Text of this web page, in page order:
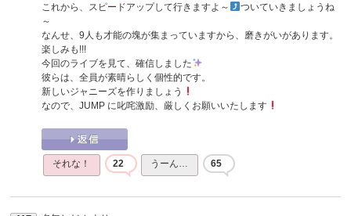
これから、スピードアップして行きますよ～
ついていきましょうね
～
なんせ、9人も才能の塊が集まっていますから、磨きがいがあります。
楽しみも!!!
今回のライブを見て、確信しました
彼らは、全員が素晴らしく個性的です。
新しいジャニーズを作りましょう
なので、JUMP に叱咤激励、厳しくお願いいたします
それな！ 22 うーん… 65